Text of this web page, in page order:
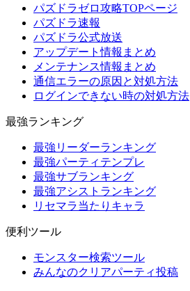
パズドラゼロ攻略TOPページ
パズドラ速報
パズドラ公式放送
アップデート情報まとめ
メンテナンス情報まとめ
通信エラーの原因と対処方法
ログインできない時の対処方法
最強ランキング
最強リーダーランキング
最強パーティテンプレ
最強サブランキング
最強アシストランキング
リセマラ当たりキャラ
便利ツール
モンスター検索ツール
みんなのクリアパーティ投稿